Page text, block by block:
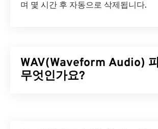
며 몇 시간 후 자동으로 삭제됩니다.
WAV(Waveform Audio)
무엇인가요?